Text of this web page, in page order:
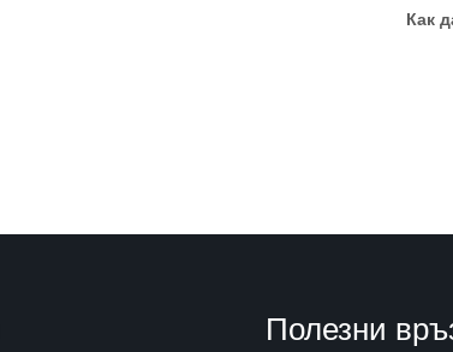
Как
Полезни